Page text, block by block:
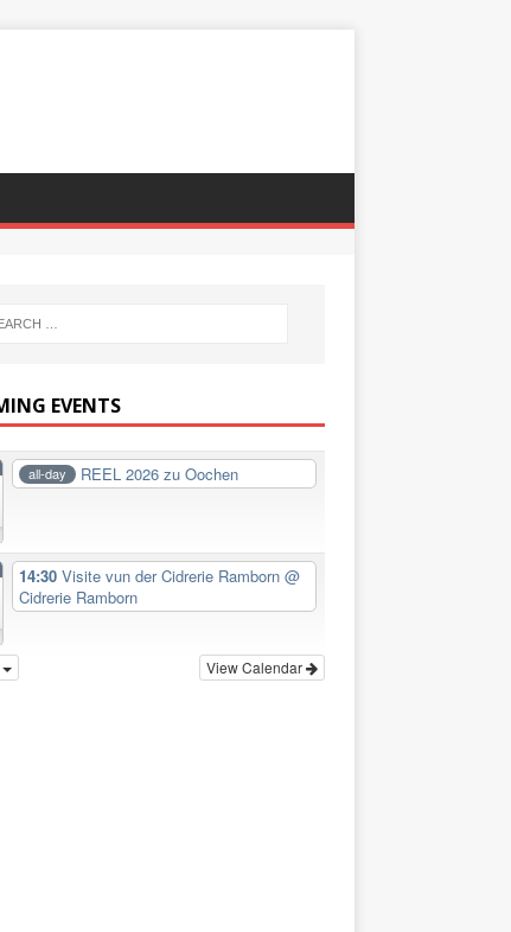
EVENTS
all-day REEL 2026 zu Oochen
14:30Visite vun der Cidrerie Ramborn@
Cidrerie Ramborn
View Calendar